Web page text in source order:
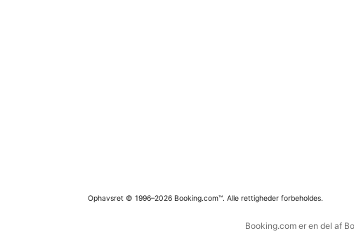
Ophavsret © 1996–2026 Booking.com™. Alle rettigheder forbeholdes.
Booking.com er en del af